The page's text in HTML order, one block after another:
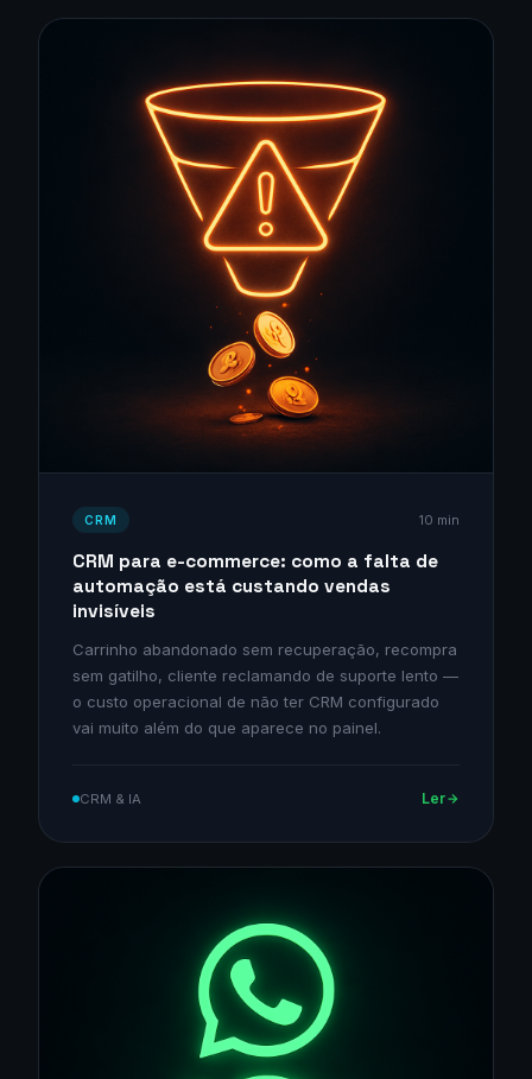
CRM 10 min
CRM para e-commerce: como a falta de
automação está custando vendas
invisíveis
Carrinho abandonado sem recuperação, recompra
sem gatilho, cliente reclamando de suporte lento —
o custo operacional de não ter CRM configurado
vai muito além do que aparece no painel.
CRM & IA Ler